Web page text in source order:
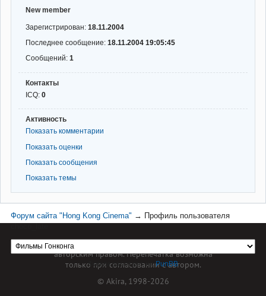
New member
Зарегистрирован: 18.11.2004
Последнее сообщение: 18.11.2004 19:05:45
Сообщений: 1
Контакты
ICQ: 0
Активность
Показать комментарии
Показать оценки
Показать сообщения
Показать темы
Форум сайта "Hong Kong Cinema" → Профиль пользователя
Форум работает наPunBB
Материал сайта hkcinema.ru защищен
авторским правом. Перепечатка возможна
только при согласовании с автором.
© Akira, 1998-2026